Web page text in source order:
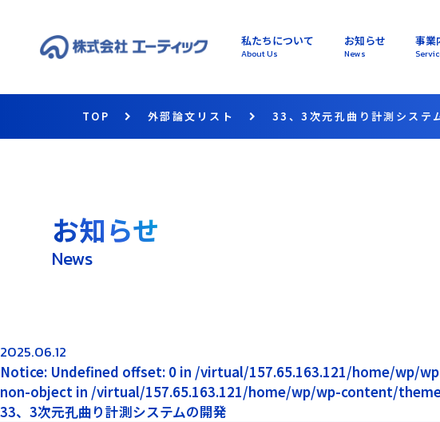
私たちについて
About Us
お知らせ
News
事業
TOP 外部論文リスト 33、3次元孔曲り計測システ
お知らせ
News
2025.06.12
Notice: Undefined offset: 0 in /virtual/157.65.163.121/home/wp/
non-object in /virtual/157.65.163.121/home/wp/wp-content/
33、3次元孔曲り計測システムの開発